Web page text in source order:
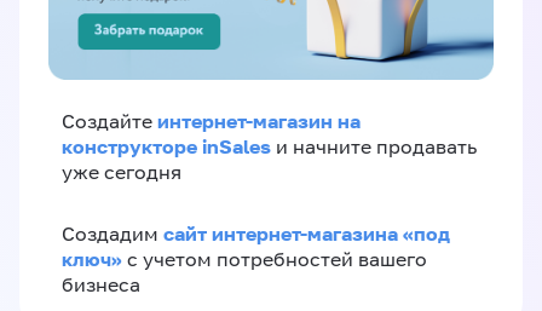
Создайте интернет-магазин на
конструкторе inSales и начните продавать
уже сегодня
Создадим сайт интернет-магазина «под
ключ» с учетом потребностей вашего
бизнеса